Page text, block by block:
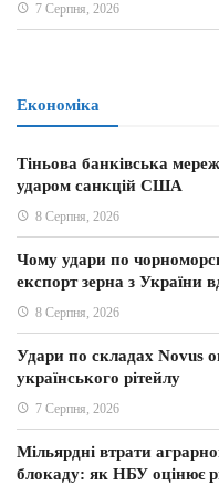
7 Серпня, 2026
Економіка
Тіньова банківська
ударом санкцій США
8 Серпня, 2026
Чому удари по
експорт зерна з України
8 Серпня, 2026
Удари по складах Novus
українського рітейлу
7 Серпня, 2026
Мільярдні втрати
блокаду: як НБУ оцінює